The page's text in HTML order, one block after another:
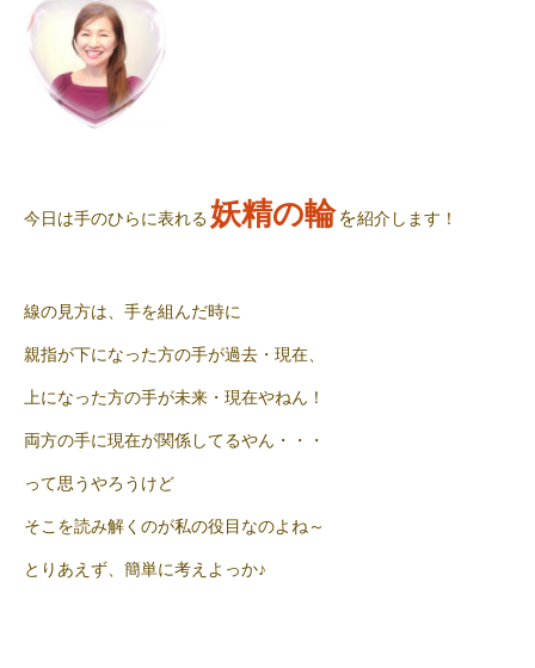
今日は手のひらに表れる妖精の輪 を紹介します！
線の見方は、手を組んだ時に
親指が下になった方の手が過去・現在、
上になった方の手が未来・現在やねん！
両方の手に現在が関係してるやん・・・
って思うやろうけど
そこを読み解くのが私の役目なのよね～
とりあえず、簡単に考えよっか♪